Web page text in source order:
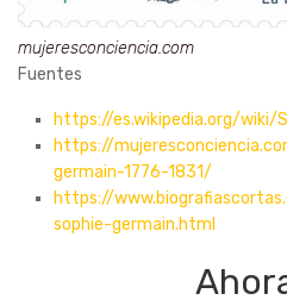
mujeresconciencia.com
Fuentes
https://es.wikipedia.org/wiki/
https://
germain-1776-1831/
https://
sophie-germain.html